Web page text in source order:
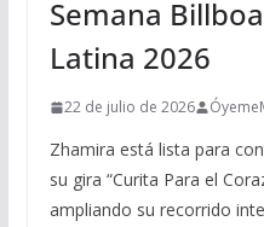
Semana
Latina 2026
22 de julio de 2026
Zhamira está lista para
su gira “Curita Para el
ampliando su recorrido